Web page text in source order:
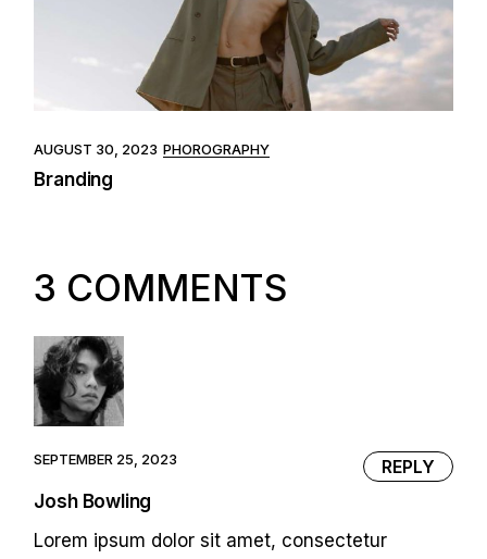
AUGUST 30, 2023 PHOROGRAPHY
Branding
3 COMMENTS
SEPTEMBER 25, 2023
REPLY
Josh Bowling
Lorem ipsum dolor sit amet, consectetur